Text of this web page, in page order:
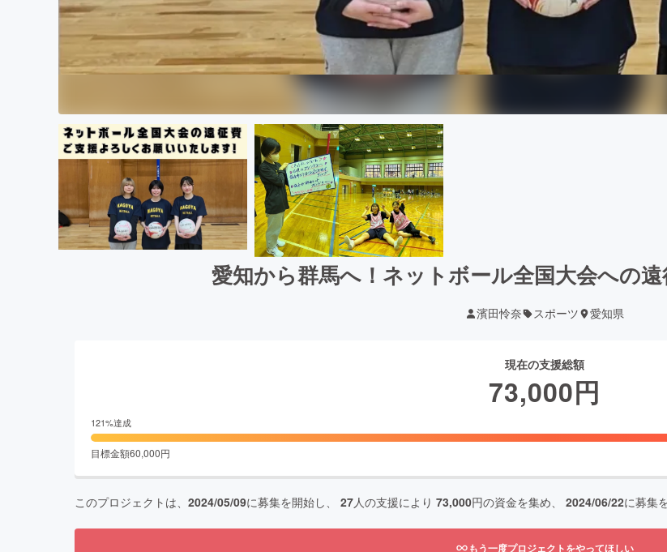
愛知から群馬へ！ネットボール全国大会への
濱田怜奈 スポーツ 愛知県
現在の支援総額
73,000円
121%達成
目標金額60,000円
このプロジェクトは、 2024/05/09に募集を開始し、 27人の支援により 73,000円の資金を集め、 2024/06/22に募集
もう一度プロジェクトをやってほしい